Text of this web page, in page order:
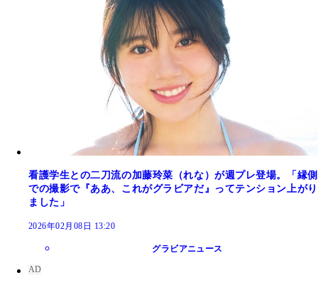
看護学生との二刀流の加藤玲菜（れな）が週プレ登場。「縁側
での撮影で『ああ、これがグラビアだ』ってテンション上がり
ました」
2026年02月08日 13:20
グラビアニュース